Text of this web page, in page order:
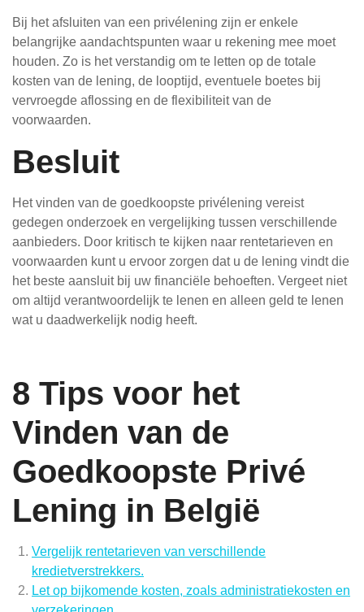
Bij het afsluiten van een privélening zijn er enkele
belangrijke aandachtspunten waar u rekening mee moet
houden. Zo is het verstandig om te letten op de totale
kosten van de lening, de looptijd, eventuele boetes bij
vervroegde aflossing en de flexibiliteit van de
voorwaarden.
Besluit
Het vinden van de goedkoopste privélening vereist
gedegen onderzoek en vergelijking tussen verschillende
aanbieders. Door kritisch te kijken naar rentetarieven en
voorwaarden kunt u ervoor zorgen dat u de lening vindt die
het beste aansluit bij uw financiële behoeften. Vergeet niet
om altijd verantwoordelijk te lenen en alleen geld te lenen
wat u daadwerkelijk nodig heeft.
8 Tips voor het
Vinden van de
Goedkoopste Privé
Lening in België
Vergelijk rentetarieven van verschillende
kredietverstrekkers.
Let op bijkomende kosten, zoals administratiekosten en